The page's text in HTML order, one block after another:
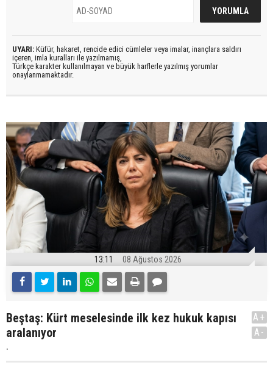
UYARI: Küfür, hakaret, rencide edici cümleler veya imalar, inançlara saldırı
içeren, imla kuralları ile yazılmamış,
Türkçe karakter kullanılmayan ve büyük harflerle yazılmış yorumlar
onaylanmamaktadır.
13:11 08 Ağustos 2026
Beştaş: Kürt meselesinde ilk kez hukuk kapısı
aralanıyor
.
A+
A-